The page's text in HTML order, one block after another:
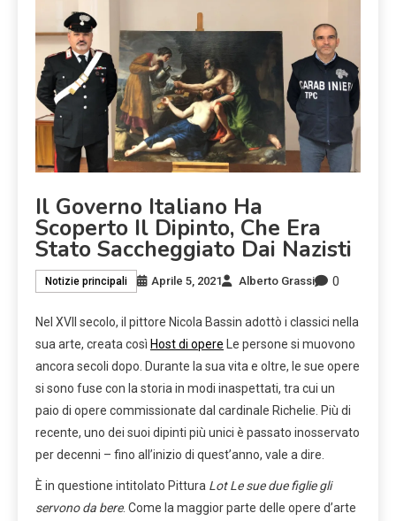
Il Governo Italiano Ha
Scoperto Il Dipinto, Che Era
Stato Saccheggiato Dai Nazisti
Notizie principali Aprile 5, 2021 Alberto Grassi 0
Nel XVII secolo, il pittore Nicola Bassin adottò i classici nella
sua arte, creata così Host di opere Le persone si muovono
ancora secoli dopo. Durante la sua vita e oltre, le sue opere
si sono fuse con la storia in modi inaspettati, tra cui un
paio di opere commissionate dal cardinale Richelie. Più di
recente, uno dei suoi dipinti più unici è passato inosservato
per decenni – fino all’inizio di quest’anno, vale a dire.
È in questione intitolato Pittura L otLe sue due figlie gli
servono da bere. Come la maggior parte delle opere d’arte